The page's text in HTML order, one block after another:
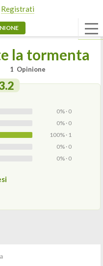
Registrati
la tormenta
1 Opinione
0% · 0
0% · 0
100% · 1
0% · 0
0% · 0